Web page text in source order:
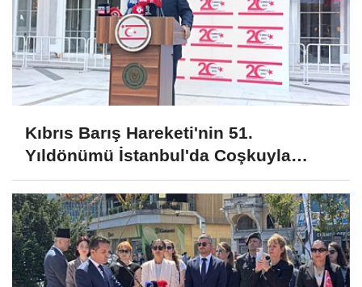
Kıbrıs Barış Hareketi'nin 51.
Yıldönümü İstanbul'da Coşkuyla
Kutlandı